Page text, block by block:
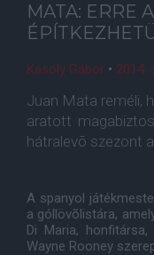
MATA: ERRE
Kasoly Gábor • 2014.
Juan Mata reméli,
aratott
hátralevõ szezont
A spanyol
a góllövõlistára,
Di Maria,
Wayne Rooney